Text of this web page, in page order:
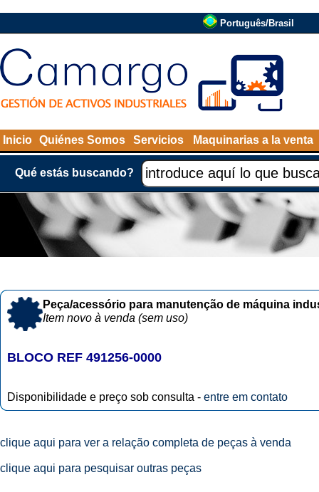
Português/Brasil
Inicio Quiénes Somos Servicios Maquinarias a la venta
Qué estás buscando?
Peça/acessório para manutenção de máquina
Item novo à venda (sem uso)
BLOCO REF 491256-0000
Disponibilidade e preço sob consulta - entre em contato
clique aqui para ver a relação completa de peças à venda
clique aqui para pesquisar outras peças